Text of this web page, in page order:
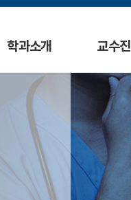
학과소개 교수진